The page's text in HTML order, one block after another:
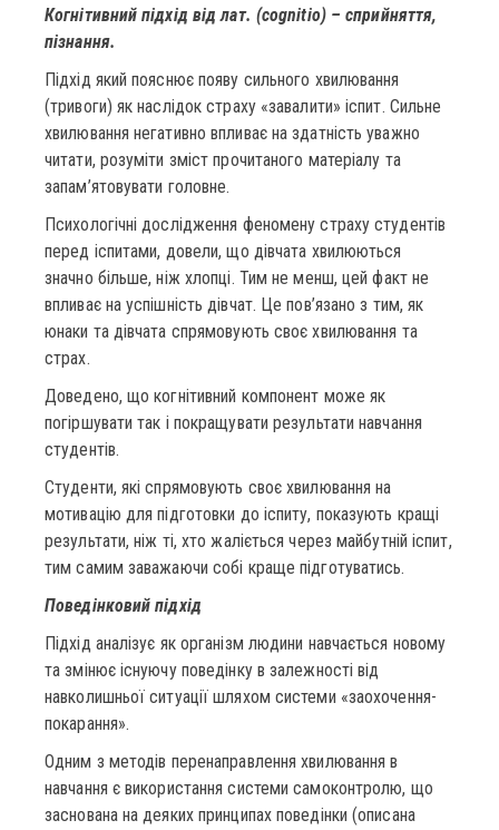
Когнітивний підхід від лат. (cognitio) – сприйняття,
пізнання.
Підхід який пояснює появу сильного хвилювання
(тривоги) як наслідок страху «завалити» іспит. Сильне
хвилювання негативно впливає на здатність уважно
читати, розуміти зміст прочитаного матеріалу та
запам’ятовувати головне.
Психологічні дослідження феномену страху студентів
перед іспитами, довели, що дівчата хвилюються
значно більше, ніж хлопці. Тим не менш, цей факт не
впливає на успішність дівчат. Це пов’язано з тим, як
юнаки та дівчата спрямовують своє хвилювання та
страх.
Доведено, що когнітивний компонент може як
погіршувати так і покращувати результати навчання
студентів.
Студенти, які спрямовують своє хвилювання на
мотивацію для підготовки до іспиту, показують кращі
результати, ніж ті, хто жаліється через майбутній іспит,
тим самим заважаючи собі краще підготуватись.
Поведінковий підхід
Підхід аналізує як організм людини навчається новому
та змінює існуючу поведінку в залежності від
навколишньої ситуації шляхом системи «заохочення-
покарання».
Одним з методів перенаправлення хвилювання в
навчання є використання системи самоконтролю, що
заснована на деяких принципах поведінки (описана